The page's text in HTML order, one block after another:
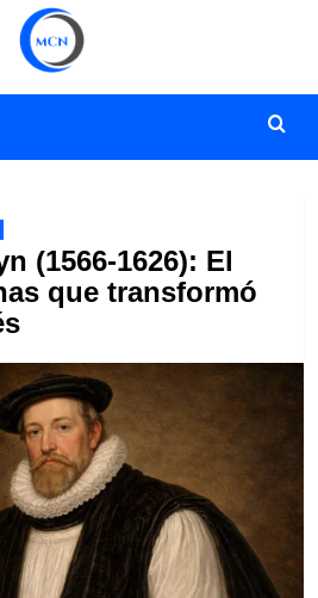
(1566-1626): El
que transformó